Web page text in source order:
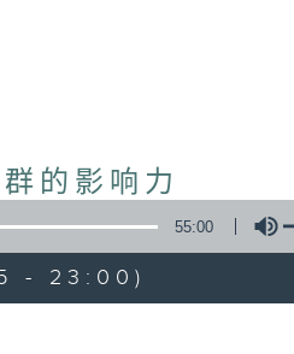
的影响力
55:00
- 23:00)